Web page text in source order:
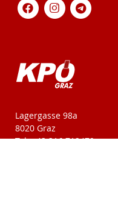
KPÖ-Steiermark
Lagergasse 98a
8020 Graz
Tel: +43 316 712479